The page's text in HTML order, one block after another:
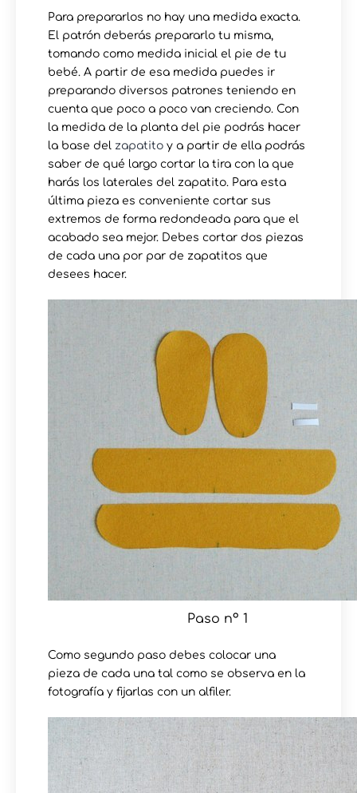
Para prepararlos no hay una medida exacta.
El patrón deberás prepararlo tu misma,
tomando como medida inicial el pie de tu
bebé. A partir de esa medida puedes ir
preparando diversos patrones teniendo en
cuenta que poco a poco van creciendo. Con
la medida de la planta del pie podrás hacer
la base del zapatito y a partir de ella podrás
saber de qué largo cortar la tira con la que
harás los laterales del zapatito. Para esta
última pieza es conveniente cortar sus
extremos de forma redondeada para que el
acabado sea mejor. Debes cortar dos piezas
de cada una por par de zapatitos que
desees hacer.
Paso nº 1
Como segundo paso debes colocar una
pieza de cada una tal como se observa en la
fotografía y fijarlas con un alfiler.